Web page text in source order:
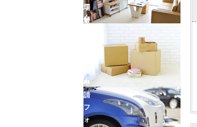
ー
ム
場
解
ム
車
申
請
フ
ォ